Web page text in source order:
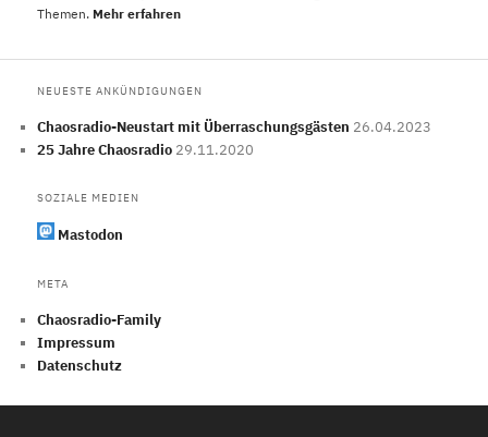
Themen. Mehr erfahren
NEUESTE ANKÜNDIGUNGEN
Chaosradio-Neustart mit Überraschungsgästen 26.04.2023
25 Jahre Chaosradio 29.11.2020
SOZIALE MEDIEN
Mastodon
META
Chaosradio-Family
Impressum
Datenschutz